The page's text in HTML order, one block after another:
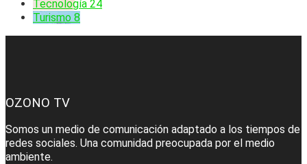
Tecnología 24
Turismo 8
OZONO TV
Somos un medio de comunicación adaptado a los tiempos de
redes sociales. Una comunidad preocupada por el medio
ambiente.